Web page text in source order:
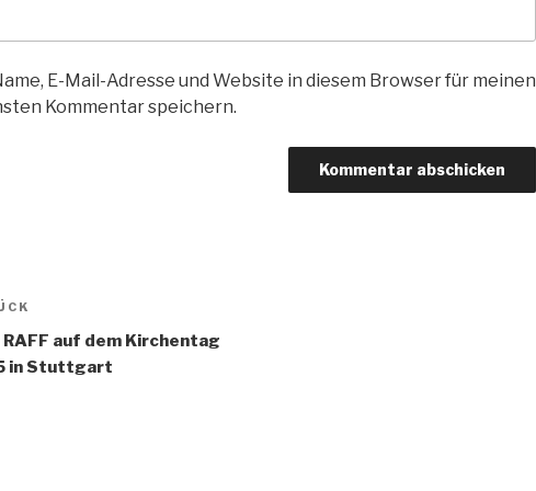
E-Mail-Adresse und Website in diesem Browser für meinen
Kommentar speichern.
RAFF auf dem Kirchentag
in Stuttgart